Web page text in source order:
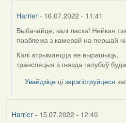
Harrier - 16.07.2022 - 11:41
In
reply
to
by
vranova
Выбачайце, калі ласка! Нейкая
праблема з камерай на першай
Калі атрымаецца яе вырашыць,
трансляцыя з гнязда галубоў
Увайдзіце цізарэгіструйцеся
Harrier- 15.07.2022 - 12:40